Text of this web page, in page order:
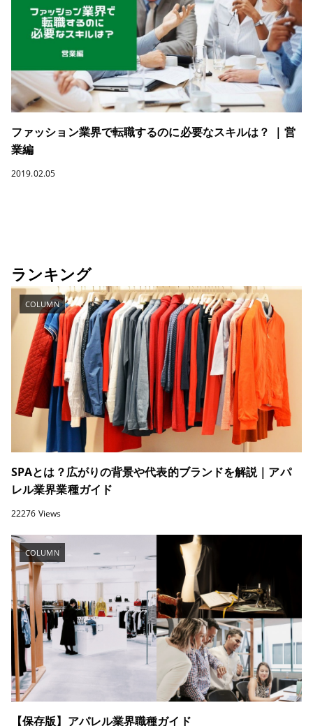
ファッション業界で転職するのに必要なスキルは？ ｜営
業編
2019.02.05
ランキング
COLUMN
SPAとは？広がりの背景や代表的ブランドを解説｜アパ
レル業界業種ガイド
22276 Views
COLUMN
【保存版】アパレル業界職種ガイド